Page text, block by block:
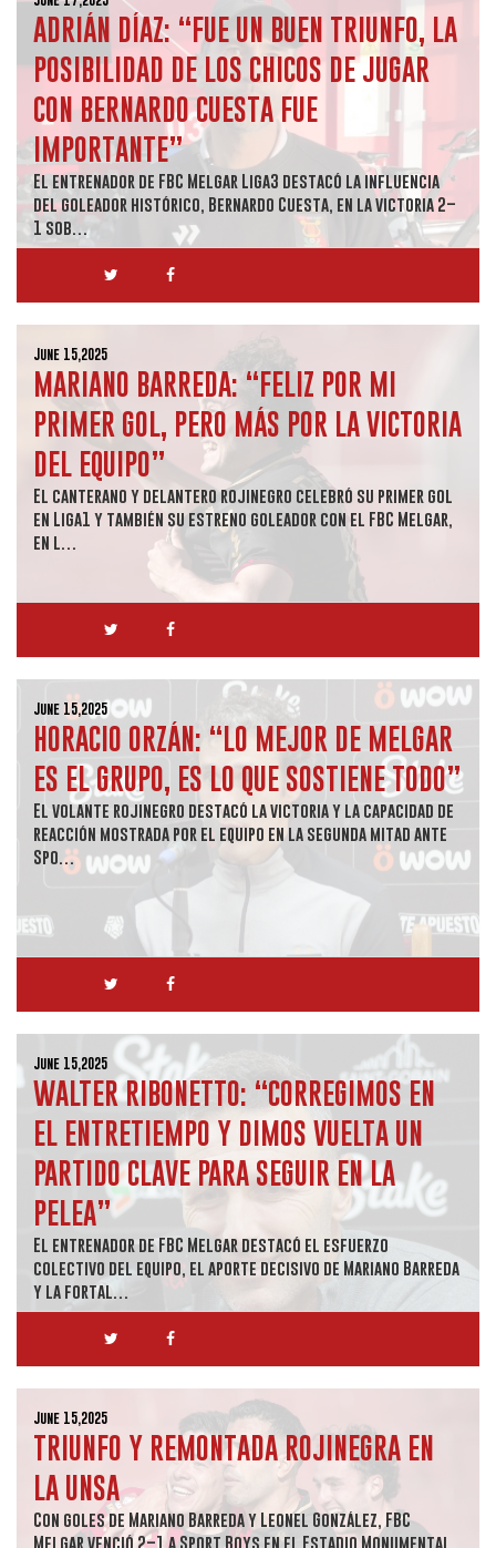
ADRIÁN DÍAZ: “FUE UN BUEN TRIUNFO, LA
POSIBILIDAD DE LOS CHICOS DE JUGAR
CON BERNARDO CUESTA FUE
IMPORTANTE”
El entrenador de FBC Melgar Liga3 destacó la influencia
del goleador histórico, Bernardo Cuesta, en la victoria 2–
1 sob…
June 15,2025
MARIANO BARREDA: “FELIZ POR MI
PRIMER GOL, PERO MÁS POR LA VICTORIA
DEL EQUIPO”
El canterano y delantero rojinegro celebró su primer gol
en Liga1 y también su estreno goleador con el FBC Melgar,
en l…
June 15,2025
HORACIO ORZÁN: “LO MEJOR DE MELGAR
ES EL GRUPO, ES LO QUE SOSTIENE TODO”
El volante rojinegro destacó la victoria y la capacidad de
reacción mostrada por el equipo en la segunda mitad ante
Spo…
June 15,2025
WALTER RIBONETTO: “CORREGIMOS EN
EL ENTRETIEMPO Y DIMOS VUELTA UN
PARTIDO CLAVE PARA SEGUIR EN LA
PELEA”
El entrenador de FBC Melgar destacó el esfuerzo
colectivo del equipo, el aporte decisivo de Mariano Barreda
y la fortal…
June 15,2025
TRIUNFO Y REMONTADA ROJINEGRA EN
LA UNSA
Con goles de Mariano Barreda y Leonel González, FBC
Melgar venció 2–1 a Sport Boys en el Estadio Monumental